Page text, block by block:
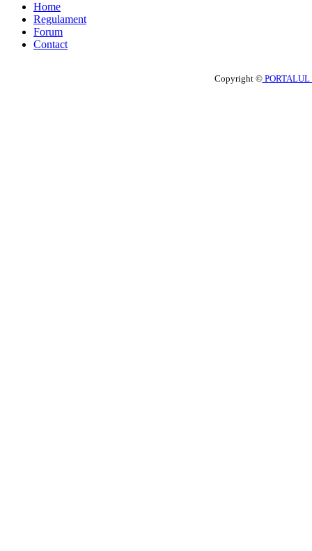
Home
Regulament
Forum
Contact
Copyright ©PORTALUL